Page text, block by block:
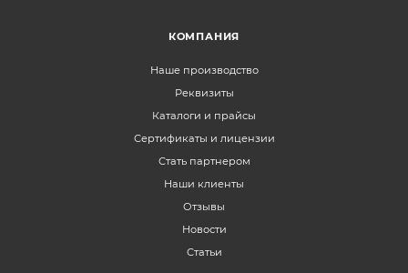
КОМПАНИЯ
Наше производство
Реквизиты
Каталоги и прайсы
Сертификаты и лицензии
Стать партнером
Наши клиенты
Отзывы
Новости
Статьи